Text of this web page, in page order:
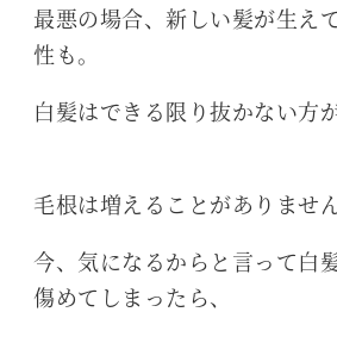
最悪の場合、新しい髪が生え
性も。
白髪はできる限り抜かない方
毛根は増えることがありません
今、気になるからと言って白
傷めてしまったら、